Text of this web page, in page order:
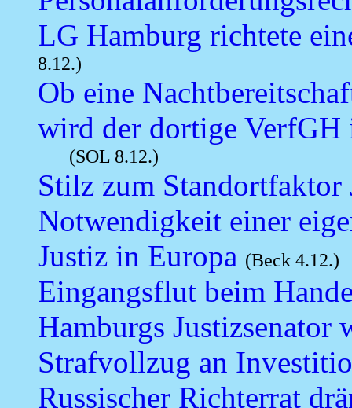
LG Hamburg richtete
8.12.)
Ob eine
wird der dortige VerfGH
(SOL 8.12.)
Stilz zum Standortfaktor
Notwendigkeit einer
Justiz in Europa (Beck 4.12.)
Eingangsflut beim
Hamburgs
Strafvollzug an
Russischer Richterrat